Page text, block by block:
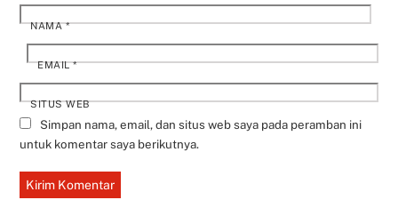
NAMA*
EMAIL*
SITUS WEB
Simpan nama, email, dan situs web saya pada peramban ini
untuk komentar saya berikutnya.